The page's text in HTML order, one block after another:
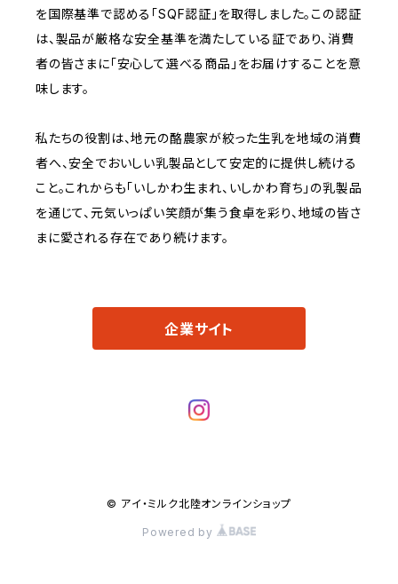
を国際基準で認める「SQF認証」を取得しました。この認証
は、製品が厳格な安全基準を満たしている証であり、消費
者の皆さまに「安心して選べる商品」をお届けすることを意
味します。
私たちの役割は、地元の酪農家が絞った生乳を地域の消費
者へ、安全でおいしい乳製品として安定的に提供し続ける
こと。これからも「いしかわ生まれ、いしかわ育ち」の乳製品
を通じて、元気いっぱい笑顔が集う食卓を彩り、地域の皆さ
まに愛される存在であり続けます。
企業サイト
© アイ・ミルク北陸オンラインショップ
Powered by